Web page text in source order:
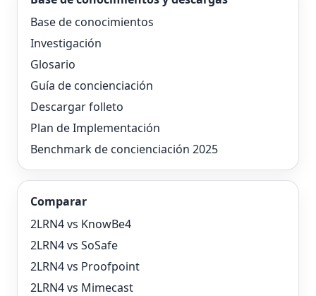
Base de conocimientos
Investigación
Glosario
Guía de concienciación
Descargar folleto
Plan de Implementación
Benchmark de concienciación 2025
Comparar
2LRN4 vs KnowBe4
2LRN4 vs SoSafe
2LRN4 vs Proofpoint
2LRN4 vs Mimecast